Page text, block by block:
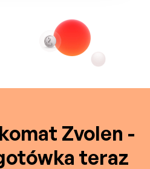
Zvolen -
teraz